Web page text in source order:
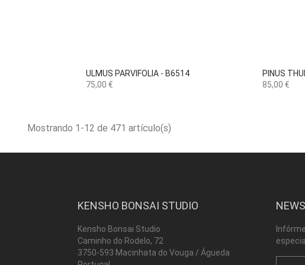
ULMUS PARVIFOLIA - B6514
Precio
75,00 €
 Vista rápida
PINUS
Precio
85,00 €
Mostrando 1-12 de 471 artículo(s)
KENSHO BONSAI STUDIO
Kensho Bonsai Studio
Caminho do Rodelo, 72
3750-593 Macinhata do Vouga / Águeda